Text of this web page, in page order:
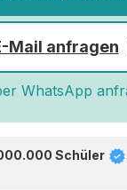
Mail anfragen
WhatsApp
Schüler